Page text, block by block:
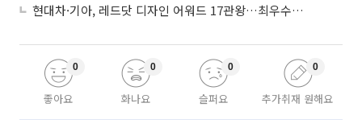
현대차·기아, 레드닷 디자인 어워드 17관왕…최우수상 2개 수상
좋아요
0
화나요
0
슬퍼요
0
추가취재 원해요
0